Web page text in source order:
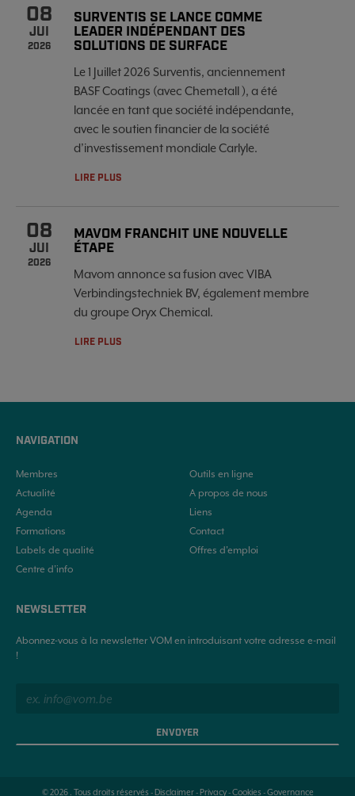
08
JUI
2026
SURVENTIS SE LANCE COMME
LEADER INDÉPENDANT DES
SOLUTIONS DE SURFACE
Le 1 Juillet 2026 Surventis, anciennement
BASF Coatings (avec Chemetall ), a été
lancée en tant que société indépendante,
avec le soutien financier de la société
d’investissement mondiale Carlyle.
LIRE PLUS
08
JUI
2026
MAVOM FRANCHIT UNE NOUVELLE
ÉTAPE
Mavom annonce sa fusion avec VIBA
Verbindingstechniek BV, également membre
du groupe Oryx Chemical.
LIRE PLUS
NAVIGATION
Membres
Actualité
Agenda
Formations
Labels de qualité
Centre d’info
Outils en ligne
A propos de nous
Liens
Contact
Offres d'emploi
NEWSLETTER
Abonnez-vous à la newsletter VOM en introduisant votre adresse e-mail
!
ENVOYER
© 2026 . Tous droits réservés -Disclaimer-Privacy-Cookies-Governance